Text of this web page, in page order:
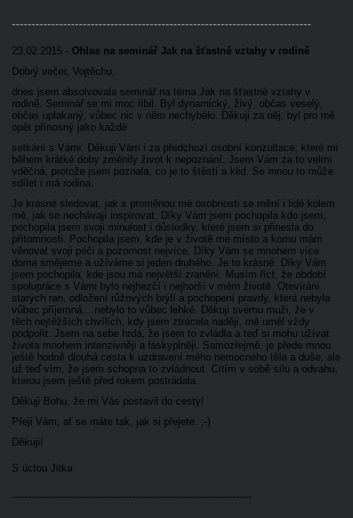
----------------------------------------------------------------------------
23.02.2015 - Ohlas na seminář Jak na šťastné vztahy v rodině
Dobrý večer, Vojtěchu,
dnes jsem absolvovala seminář na téma Jak na šťastné vztahy v
rodině. Seminář se mi moc líbil. Byl dynamický, živý, občas veselý,
občas uplakaný, vůbec nic v něm nechybělo. Děkuji za něj, byl pro mě
opět přínosný jako každé
setkání s Vámi. Děkuji Vám i za předchozí osobní konzultace, které mi
během krátké doby změnily život k nepoznání. Jsem Vám za to velmi
vděčná, protože jsem poznala, co je to štěstí a klid. Se mnou to může
sdílet i má rodina.
Je krásné sledovat, jak s proměnou mé osobnosti se mění i lidé kolem
mě, jak se nechávají inspirovat. Díky Vám jsem pochopila kdo jsem,
pochopila jsem svoji minulost i důsledky, které jsem si přinesla do
přítomnosti. Pochopila jsem, kde je v životě mé místo a komu mám
věnovat svoji péči a pozornost nejvíce. Díky Vám se mnohem více
doma smějeme a užíváme si jeden druhého. Je to krásné. Díky Vám
jsem pochopila, kde jsou má největší zranění. Musím říct, že období
spolupráce s Vámi bylo nejhezčí i nejhorší v mém životě. Otevírání
starých ran, odložení růžových brýlí a pochopení pravdy, která nebyla
vůbec příjemná....nebylo to vůbec lehké. Děkuji svému muži, že v
těch nejtěžších chvílích, kdy jsem ztrácela naději, mě uměl vždy
podpořit. Jsem na sebe hrdá, že jsem to zvládla a teď si mohu užívat
života mnohem intenzivněji a láskyplněji. Samozřejmě, je přede mnou
ještě hodně dlouhá cesta k uzdravení mého nemocného těla a duše, ale
už teď vím, že jsem schopna to zvládnout. Cítím v sobě sílu a odvahu,
kterou jsem ještě před rokem postrádala.
Děkuji Bohu, že mi Vás postavil do cesty!
Přeji Vám, ať se máte tak, jak si přejete. ;-)
Děkuji!
S úctou Jitka
----------------------------------------------------------------------------